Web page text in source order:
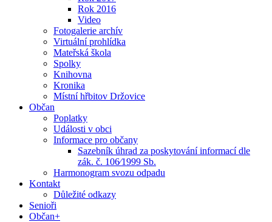
Rok 2016
Video
Fotogalerie archív
Virtuální prohlídka
Mateřská škola
Spolky
Knihovna
Kronika
Místní hřbitov Držovice
Občan
Poplatky
Události v obci
Informace pro občany
Sazebník úhrad za poskytování informací dle
zák. č. 106⁄1999 Sb.
Harmonogram svozu odpadu
Kontakt
Důležité odkazy
Senioři
Občan+